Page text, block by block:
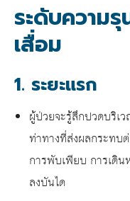
ระดับความรุ
เสื่อม
1. ระยะแรก
ผู้ป่วยจะรู้สึกปวดบริเ
ท่าทางที่ส่งผลกระทบ
การพับเพียบ การเดิน
ลงบันได